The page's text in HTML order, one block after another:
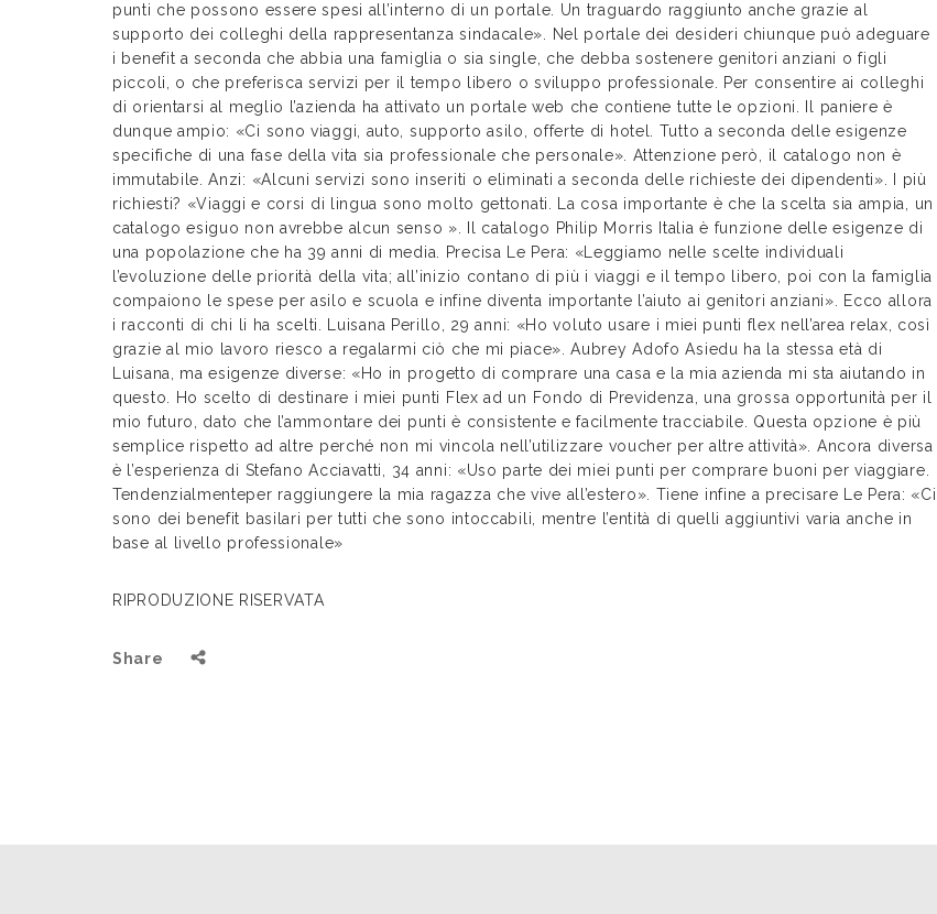
punti che possono essere spesi all’interno di un portale. Un traguardo raggiunto anche grazie al
supporto dei colleghi della rappresentanza sindacale». Nel portale dei desideri chiunque può adeguare
i benefit a seconda che abbia una famiglia o sia single, che debba sostenere genitori anziani o figli
piccoli, o che preferisca servizi per il tempo libero o sviluppo professionale. Per consentire ai colleghi
di orientarsi al meglio l’azienda ha attivato un portale web che contiene tutte le opzioni. Il paniere è
dunque ampio: «Ci sono viaggi, auto, supporto asilo, offerte di hotel. Tutto a seconda delle esigenze
specifiche di una fase della vita sia professionale che personale». Attenzione però, il catalogo non è
immutabile. Anzi: «Alcuni servizi sono inseriti o eliminati a seconda delle richieste dei dipendenti». I più
richiesti? «Viaggi e corsi di lingua sono molto gettonati. La cosa importante è che la scelta sia ampia, un
catalogo esiguo non avrebbe alcun senso ». Il catalogo Philip Morris Italia è funzione delle esigenze di
una popolazione che ha 39 anni di media. Precisa Le Pera: «Leggiamo nelle scelte individuali
l’evoluzione delle priorità della vita; all’inizio contano di più i viaggi e il tempo libero, poi con la famiglia
compaiono le spese per asilo e scuola e infine diventa importante l’aiuto ai genitori anziani». Ecco allora
i racconti di chi li ha scelti. Luisana Perillo, 29 anni: «Ho voluto usare i miei punti flex nell’area relax, così
grazie al mio lavoro riesco a regalarmi ciò che mi piace». Aubrey Adofo Asiedu ha la stessa età di
Luisana, ma esigenze diverse: «Ho in progetto di comprare una casa e la mia azienda mi sta aiutando in
questo. Ho scelto di destinare i miei punti Flex ad un Fondo di Previdenza, una grossa opportunità per il
mio futuro, dato che l’ammontare dei punti è consistente e facilmente tracciabile. Questa opzione è più
semplice rispetto ad altre perché non mi vincola nell’utilizzare voucher per altre attività». Ancora diversa
è l’esperienza di Stefano Acciavatti, 34 anni: «Uso parte dei miei punti per comprare buoni per viaggiare.
Tendenzialmenteper raggiungere la mia ragazza che vive all’estero». Tiene infine a precisare Le Pera: «Ci
sono dei benefit basilari per tutti che sono intoccabili, mentre l’entità di quelli aggiuntivi varia anche in
base al livello professionale»
RIPRODUZIONE RISERVATA
Share